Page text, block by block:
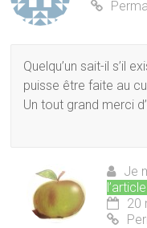
Quelqu’un sait-il s’il
puisse être faite au
Un tout grand merci
Je
l’article
20